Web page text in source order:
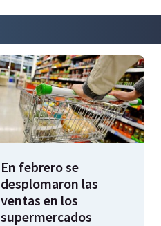
En febrero se
desplomaron las
ventas en los
supermercados